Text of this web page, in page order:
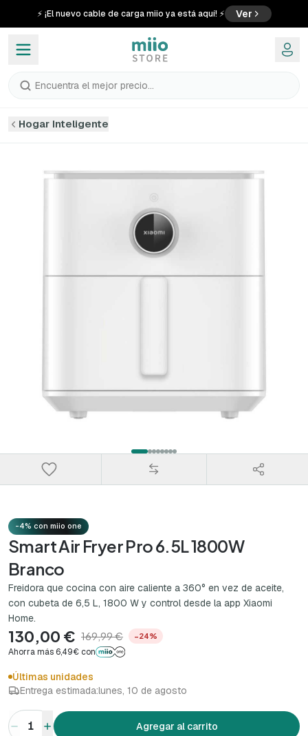
⚡ ¡El nuevo cable de carga miio ya está aquí! ⚡ Ver
Encuentra el mejor precio...
Hogar Inteligente
-4% con miio one
Smart Air Fryer Pro 6.5L 1800W
Branco
Freidora que cocina con aire caliente a 360° en vez de aceite,
con cubeta de 6,5 L, 1800 W y control desde la app Xiaomi
Home.
130,00 € 169,99 € −24%
Ahorra más 6,49€ con
Últimas unidades
Entrega estimada:lunes, 10 de agosto
1 Agregar al carrito